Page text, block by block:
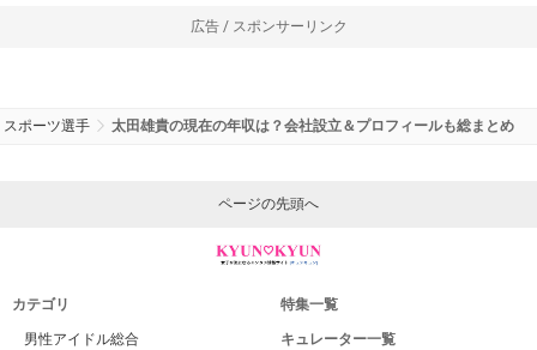
広告 / スポンサーリンク
スポーツ選手 太田雄貴の現在の年収は？会社設立＆プロフィールも総まとめ
ページの先頭へ
カテゴリ
男性アイドル総合
特集一覧
キュレーター一覧